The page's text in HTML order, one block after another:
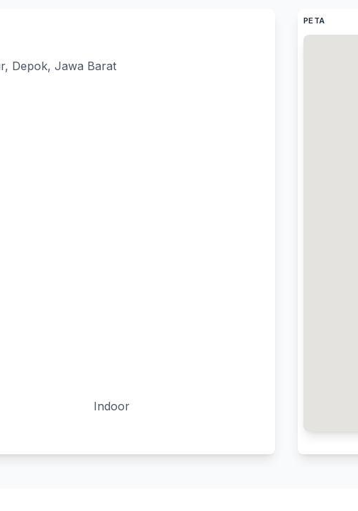
Depok, Jawa Barat
Indoor
PETA